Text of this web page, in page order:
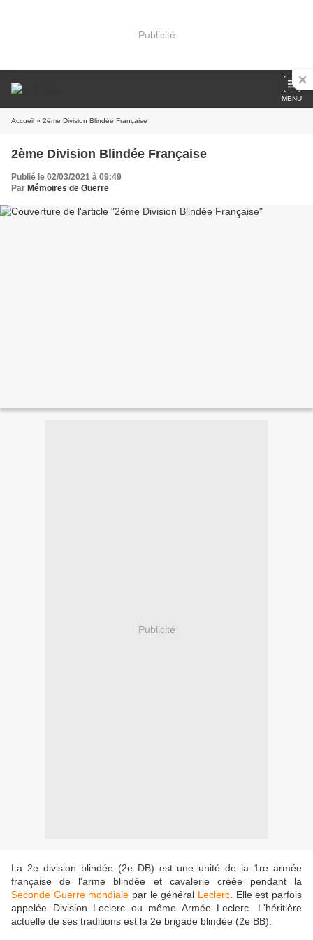
Publicité
MENU
Accueil » 2ème Division Blindée Française
2ème Division Blindée Française
Publié le 02/03/2021 à 09:49
Par Mémoires de Guerre
Publicité
La 2e division blindée (2e DB) est une unité de la 1re armée
française de l'arme blindée et cavalerie créée pendant la
Seconde Guerre mondiale par le général Leclerc . Elle est parfois
appelée Division Leclerc ou même Armée Leclerc. L'héritière
actuelle de ses traditions est la 2e brigade blindée (2e BB).